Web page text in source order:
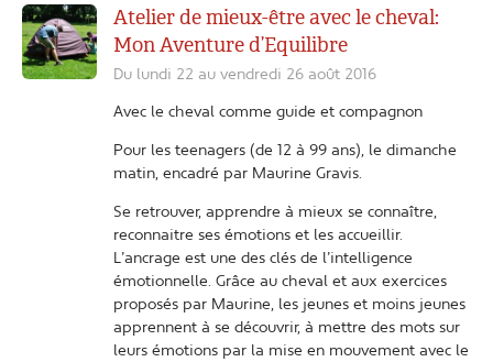
Atelier de mieux-être avec le cheval:
Mon Aventure d’Equilibre
Du lundi 22 au vendredi 26 août 2016
Avec le cheval comme guide et compagnon
Pour les teenagers (de 12 à 99 ans), le dimanche
matin, encadré par Maurine Gravis.
Se retrouver, apprendre à mieux se connaître,
reconnaitre ses émotions et les accueillir.
L’ancrage est une des clés de l’intelligence
émotionnelle. Grâce au cheval et aux exercices
proposés par Maurine, les jeunes et moins jeunes
apprennent à se découvrir, à mettre des mots sur
leurs émotions par la mise en mouvement avec le